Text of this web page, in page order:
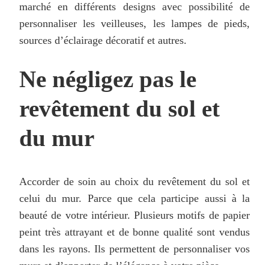
marché en différents designs avec possibilité de
personnaliser les veilleuses, les lampes de pieds,
sources d’éclairage décoratif et autres.
Ne négligez pas le
revêtement du sol et
du mur
Accorder de soin au choix du revêtement du sol et
celui du mur. Parce que cela participe aussi à la
beauté de votre intérieur. Plusieurs motifs de papier
peint très attrayant et de bonne qualité sont vendus
dans les rayons. Ils permettent de personnaliser vos